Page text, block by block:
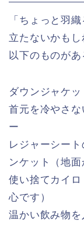
「ちょっと羽
立たないかもし
以下のものがあ
ダウンジャケッ
首元を冷やさ
ー
レジャーシー
ンケット（地
使い捨てカイ
心です）
温かい飲み物を